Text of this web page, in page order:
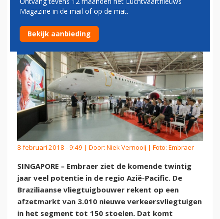
GROEIMARKT AZIË
8 februari 2018 - 9:49 | Door: Niek Vernooij | Foto: Embraer
SINGAPORE – Embraer ziet de komende twintig
jaar veel potentie in de regio Azië-Pacific. De
Braziliaanse vliegtuigbouwer rekent op een
afzetmarkt van 3.010 nieuwe verkeersvliegtuigen
in het segment tot 150 stoelen. Dat komt
Magazine in de mail of op de mat.
Bekijk aanbieding